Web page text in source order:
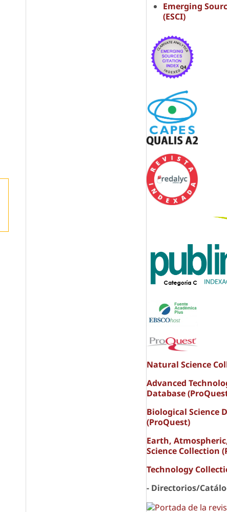
Emerging
(ESCI)
Natural Science
Advanced
Database
Biological Science
(ProQuest)
Earth,
Science Collection
Technology
- Directorios/